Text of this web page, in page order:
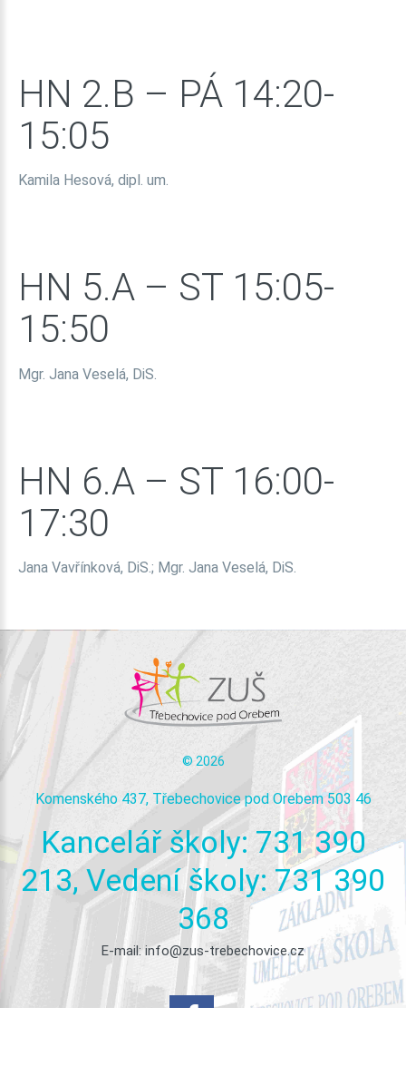
HN 2.B – PÁ 14:20-
15:05
Kamila Hesová, dipl. um.
HN 5.A – ST 15:05-
15:50
Mgr. Jana Veselá, DiS.
HN 6.A – ST 16:00-
17:30
Jana Vavřínková, DiS.; Mgr. Jana Veselá, DiS.
© 2026
Komenského 437, Třebechovice pod Orebem 503 46
Kancelář školy: 731 390
213, Vedení školy: 731 390
368
E-mail: info@zus-trebechovice.cz